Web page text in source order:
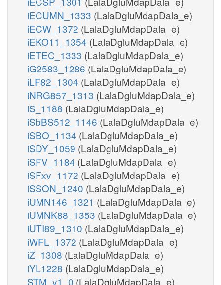
iECUMN_1333 (LalaDgluMdapDala_e)
iECW_1372 (LalaDgluMdapDala_e)
iEKO11_1354 (LalaDgluMdapDala_e)
iETEC_1333 (LalaDgluMdapDala_e)
iG2583_1286 (LalaDgluMdapDala_e)
iLF82_1304 (LalaDgluMdapDala_e)
iNRG857_1313 (LalaDgluMdapDala_e)
iS_1188 (LalaDgluMdapDala_e)
iSbBS512_1146 (LalaDgluMdapDala_e)
iSBO_1134 (LalaDgluMdapDala_e)
iSDY_1059 (LalaDgluMdapDala_e)
iSFV_1184 (LalaDgluMdapDala_e)
iSFxv_1172 (LalaDgluMdapDala_e)
iSSON_1240 (LalaDgluMdapDala_e)
iUMN146_1321 (LalaDgluMdapDala_e)
iUMNK88_1353 (LalaDgluMdapDala_e)
iUTI89_1310 (LalaDgluMdapDala_e)
iWFL_1372 (LalaDgluMdapDala_e)
iZ_1308 (LalaDgluMdapDala_e)
iYL1228 (LalaDgluMdapDala_e)
STM_v1_0 (LalaDgluMdapDala_e)